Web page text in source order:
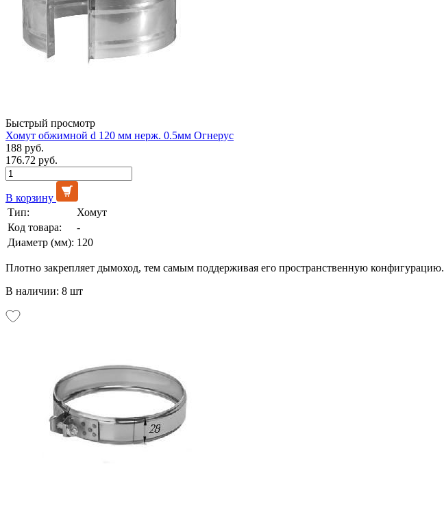
Быстрый просмотр
Хомут обжимной d 120 мм нерж. 0.5мм Огнерус
188 руб.
176.72 руб.
В корзину
Тип:
Хомут
Код товара:
-
Диаметр (мм): 120
Плотно закрепляет дымоход, тем самым поддерживая его пространственную конфигурацию.
В наличии: 8 шт